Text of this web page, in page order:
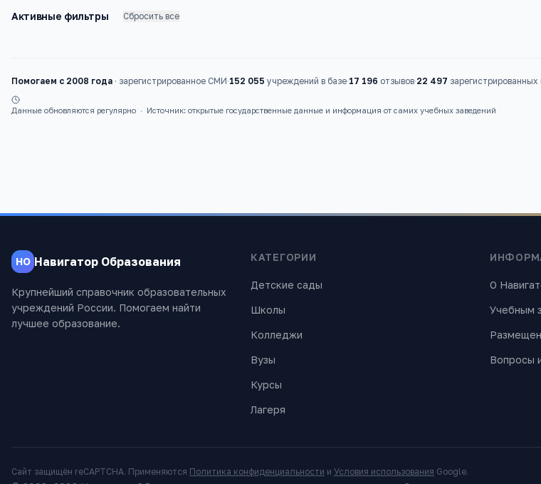
Активные фильтры Сбросить все
Помогаем с 2008 года · зарегистрированное СМИ·152 055 учреждений в базе·17 196 отзывов·22 497
Данные обновляются регулярно · Источник: открытые государственные данные и информация от самих учебных заведений
НО Навигатор Образования
Крупнейший справочник образовательных
учреждений России. Помогаем найти
лучшее образование.
КАТЕГОРИИ
Детские сады
Школы
Колледжи
Вузы
Курсы
Лагеря
О
Учебным
Вопросы
Сайт защищён reCAPTCHA. Применяются Политика конфиденциальности и Условия использования Google.